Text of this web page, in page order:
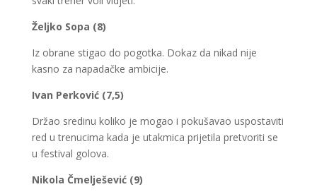
Željko Sopa (8)
Iz obrane stigao do pogotka. Dokaz da nikad nije
kasno za napadačke ambicije.
Ivan Perković (7,5)
Držao sredinu koliko je mogao i pokušavao uspostaviti
red u trenucima kada je utakmica prijetila pretvoriti se
u festival golova.
Nikola Čmelješević (9)